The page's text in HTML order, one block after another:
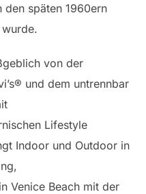
den späten 1960ern
von der
und dem untrennbar
Lifestyle
Indoor und Outdoor in
Venice Beach mit der